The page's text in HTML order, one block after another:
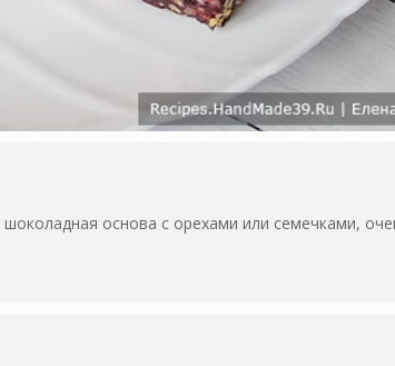
основа с орехами или семечками,